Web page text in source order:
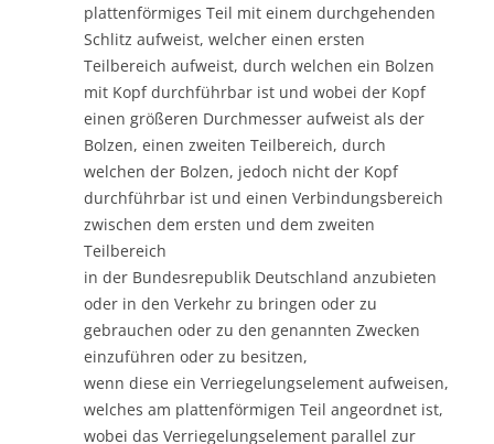
plattenförmiges Teil mit einem durchgehenden
Schlitz aufweist, welcher einen ersten
Teilbereich aufweist, durch welchen ein Bolzen
mit Kopf durchführbar ist und wobei der Kopf
einen größeren Durchmesser aufweist als der
Bolzen, einen zweiten Teilbereich, durch
welchen der Bolzen, jedoch nicht der Kopf
durchführbar ist und einen Verbindungsbereich
zwischen dem ersten und dem zweiten
Teilbereich
in der Bundesrepublik Deutschland anzubieten
oder in den Verkehr zu bringen oder zu
gebrauchen oder zu den genannten Zwecken
einzuführen oder zu besitzen,
wenn diese ein Verriegelungselement aufweisen,
welches am plattenförmigen Teil angeordnet ist,
wobei das Verriegelungselement parallel zur